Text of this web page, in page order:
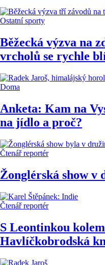
Ostatní sporty
Běžecká výzva na
vrcholů se rychle
Doma
Anketa: Kam na
na jídlo a proč?
Čtenář reportér
Žonglérská show v
Čtenář reportér
S Leontinkou
Havlíčkobrodská